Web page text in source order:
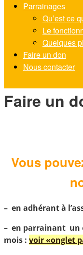
Parrainages
Qu’est ce
Le
Quelques
Faire un don
Nous contacter
Faire un
Vous
– en adhérant à
– en parrainant un
mois : voir «onglet